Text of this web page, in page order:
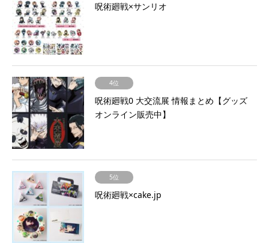
呪術廻戦×サンリオ
4位
呪術廻戦0 大交流展 情報まとめ【グッズ
オンライン販売中】
5位
呪術廻戦×cake.jp